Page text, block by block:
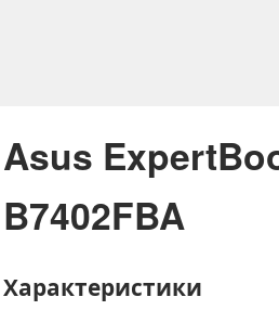
Asus
B7402FBA
Характеристики